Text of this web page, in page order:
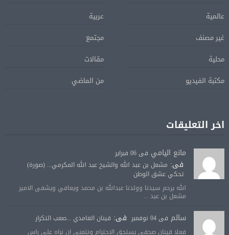
عالمية
عربية
غير مصنف
مجتمع
محلية
مقالات
مكتبة الفيديو
من الماضي
اخر التعليقات
مانع اليامي فى 06 فبراير
فى: مشعل بن عبد الله والشيخ عبد الله المكرمي... (صورة)
تحكي عشق الوطن
الله يرحم سيدنا وولدنا عبدالله بن محمد ويعافي ويشفى الامير
مشعل بن عبد ...
سالم فى 04 نوفمبر فى: قينان الغامدي ...صعب التكرار
فعلا قينان صحفي يستحق الاحترام ونتمنى ان نراه على راس